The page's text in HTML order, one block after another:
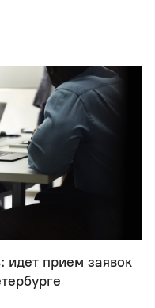
идет прием заявок